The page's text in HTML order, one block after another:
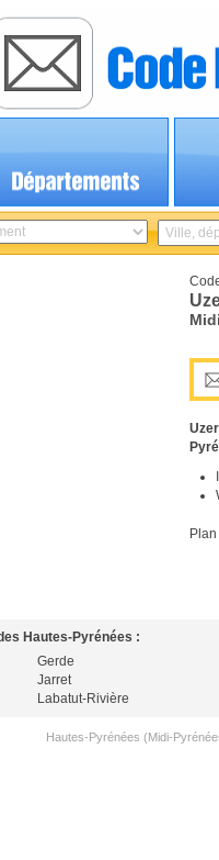
Uzer
Hautes-Pyrénées :
Gerde
Jarret
Labatut-Rivière
Hautes-Pyrénées (Midi-